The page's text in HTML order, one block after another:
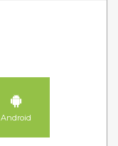
Android